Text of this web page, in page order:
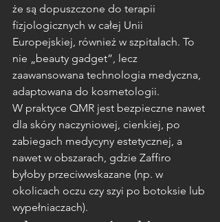
że są dopuszczone do terapii
fizjologicznych w całej Unii
Europejskiej, również w szpitalach. To
nie „beauty gadget”, lecz
zaawansowana technologia medyczna,
adaptowana do kosmetologii.
W praktyce QMR jest bezpieczne nawet
dla skóry naczyniowej, cienkiej, po
zabiegach medycyny estetycznej, a
nawet w obszarach, gdzie Zaffiro
byłoby przeciwwskazane (np. w
okolicach oczu czy szyi po botoksie lub
wypełniaczach).